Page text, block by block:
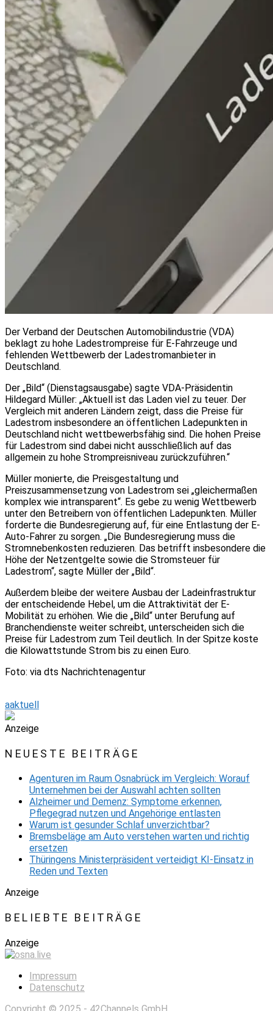
Der Verband der Deutschen Automobilindustrie (VDA)
beklagt zu hohe Ladestrompreise für E-Fahrzeuge und
fehlenden Wettbewerb der Ladestromanbieter in
Deutschland.
Der „Bild“ (Dienstagsausgabe) sagte VDA-Präsidentin
Hildegard Müller: „Aktuell ist das Laden viel zu teuer. Der
Vergleich mit anderen Ländern zeigt, dass die Preise für
Ladestrom insbesondere an öffentlichen Ladepunkten in
Deutschland nicht wettbewerbsfähig sind. Die hohen Preise
für Ladestrom sind dabei nicht ausschließlich auf das
allgemein zu hohe Strompreisniveau zurückzuführen.“
Müller monierte, die Preisgestaltung und
Preiszusammensetzung von Ladestrom sei „gleichermaßen
komplex wie intransparent“. Es gebe zu wenig Wettbewerb
unter den Betreibern von öffentlichen Ladepunkten. Müller
forderte die Bundesregierung auf, für eine Entlastung der E-
Auto-Fahrer zu sorgen. „Die Bundesregierung muss die
Stromnebenkosten reduzieren. Das betrifft insbesondere die
Höhe der Netzentgelte sowie die Stromsteuer für
Ladestrom“, sagte Müller der „Bild“.
Außerdem bleibe der weitere Ausbau der Ladeinfrastruktur
der entscheidende Hebel, um die Attraktivität der E-
Mobilität zu erhöhen. Wie die „Bild“ unter Berufung auf
Branchendienste weiter schreibt, unterscheiden sich die
Preise für Ladestrom zum Teil deutlich. In der Spitze koste
die Kilowattstunde Strom bis zu einen Euro.
Foto: via dts Nachrichtenagentur
aaktuell
Anzeige
NEUESTE BEITRÄGE
Agenturen im Raum Osnabrück im Vergleich: Worauf
Unternehmen bei der Auswahl achten sollten
Alzheimer und Demenz: Symptome erkennen,
Pflegegrad nutzen und Angehörige entlasten
Warum ist gesunder Schlaf unverzichtbar?
Bremsbeläge am Auto verstehen warten und richtig
ersetzen
Thüringens Ministerpräsident verteidigt KI-Einsatz in
Reden und Texten
Anzeige
BELIEBTE BEITRÄGE
Anzeige
Impressum
Datenschutz
Copyright © 2025 - 42Channels GmbH